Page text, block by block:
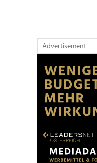
Advertisement